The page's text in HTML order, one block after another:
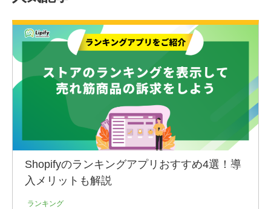
Shopifyのランキングアプリおすすめ4選！導
入メリットも解説
ランキング